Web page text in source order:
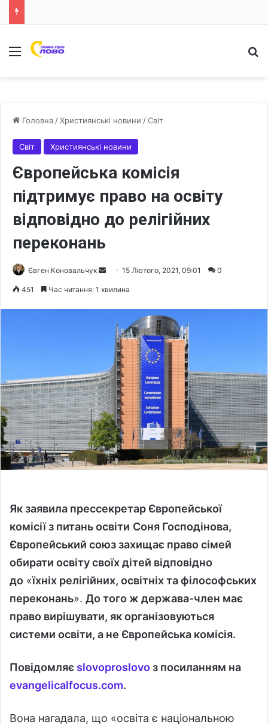
Меню
Головна /Християнські новини /Світ
Світ Християнські новини
Європейська комісія
підтримує право на освіту
відповідно до релігійних
переконань
Євген Коновальчук
m
a
i
l
15 Лютого, 2021, 09:01 0
451 Час читання: 1 хвилина
Як заявила прессекретар Європейської
комісії з питань освіти Соня Господінова,
Європейський союззахищає право сімей
обирати освіту своїх дітей відповідно
до «їхніх релігійних, освітніх та філософських
переконань». До того ж держава-член має
право вирішувати, як організовуються
системи освіти, а не Європейська комісія.
Повідомляє slovoproslovoз посиланням на
evangelicalfocus.com.
Вона нагадала, що «освіта є національною